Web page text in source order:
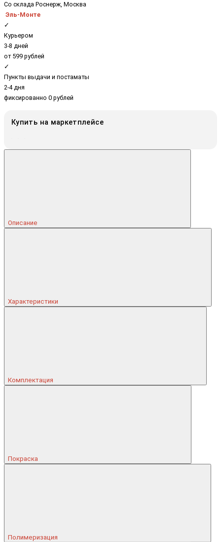
Со склада Роснерж, Москва
Эль-Монте
✓
Курьером
3-8 дней
от 599 рублей
✓
Пункты выдачи и постаматы
2-4 дня
фиксированно 0 рублей
Купить на маркетплейсе
Описание
Характеристики
Комплектация
Покраска
Полимеризация